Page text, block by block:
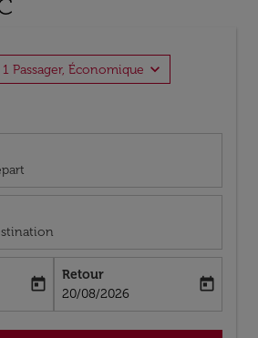
1 Passager, Économique expand_more
date-aria-label
today
Retour
fc-booking-return-date-aria-label
20/08/2026
today